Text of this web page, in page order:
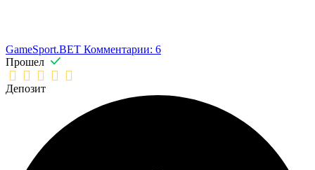
GameSport.BET Комментарии: 6
Прошел
Депозит